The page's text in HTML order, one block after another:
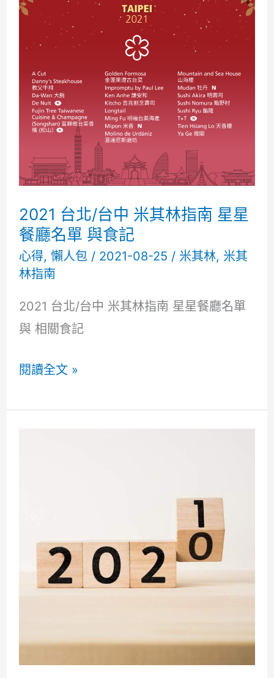
米
林
廳
跟
你
的
距
老
姓
驗
2021 台北/台中 米其林指南 星星
餐廳名單 與食記
心得, 懶人包 / 2021-08-25 / 米其林, 米其
林指南
2021 台北/台中 米其林指南 星星餐廳名單
與 相關食記
2021
北/
餐
廳
閱讀全文 »